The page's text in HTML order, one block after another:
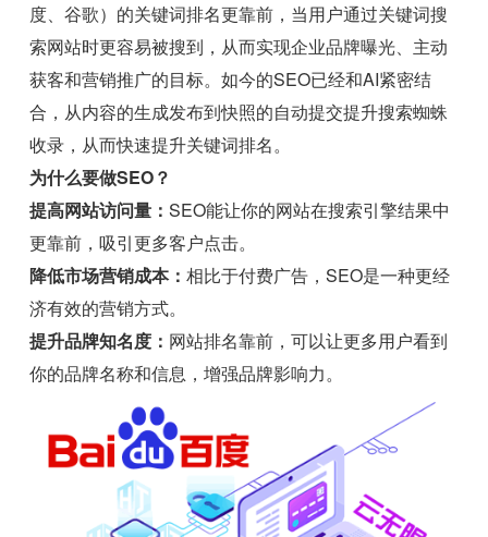
度、谷歌）的关键词排名更靠前，当用户通过关键词搜
索网站时更容易被搜到，从而实现企业品牌曝光、主动
获客和营销推广的目标。如今的SEO已经和AI紧密结
合，从内容的生成发布到快照的自动提交提升搜索蜘蛛
收录，从而快速提升关键词排名。
为什么要做SEO？
提高网站访问量：SEO能让你的网站在搜索引擎结果中
更靠前，吸引更多客户点击。
降低市场营销成本：相比于付费广告，SEO是一种更经
济有效的营销方式。
提升品牌知名度： 网站排名靠前，可以让更多用户看到
你的品牌名称和信息，增强品牌影响力。